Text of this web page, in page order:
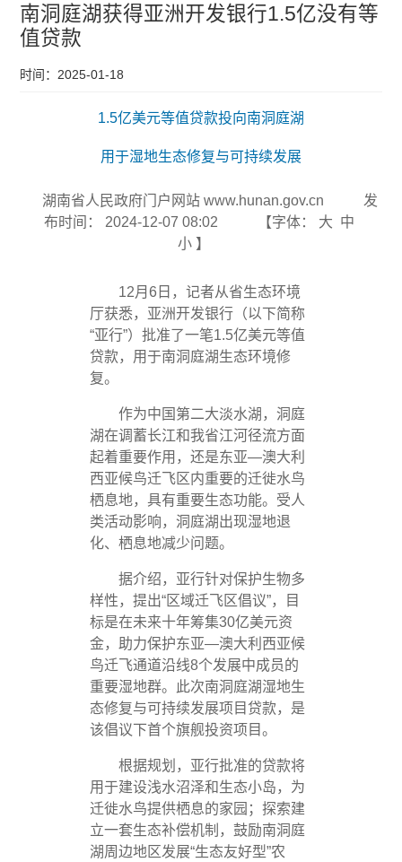
南洞庭湖获得亚洲开发银行1.5亿没有等
值贷款
时间：2025-01-18
1.5亿美元等值贷款投向南洞庭湖
用于湿地生态修复与可持续发展
湖南省人民政府门户网站 www.hunan.gov.cn
发
布时间： 2024-12-07 08:02
【字体： 大 中
小 】
12月6日，记者从省生态环境
厅获悉，亚洲开发银行（以下简称
“亚行”）批准了一笔1.5亿美元等值
贷款，用于南洞庭湖生态环境修
复。
作为中国第二大淡水湖，洞庭
湖在调蓄长江和我省江河径流方面
起着重要作用，还是东亚—澳大利
西亚候鸟迁飞区内重要的迁徙水鸟
栖息地，具有重要生态功能。受人
类活动影响，洞庭湖出现湿地退
化、栖息地减少问题。
据介绍，亚行针对保护生物多
样性，提出“区域迁飞区倡议”，目
标是在未来十年筹集30亿美元资
金，助力保护东亚—澳大利西亚候
鸟迁飞通道沿线8个发展中成员的
重要湿地群。此次南洞庭湖湿地生
态修复与可持续发展项目贷款，是
该倡议下首个旗舰投资项目。
根据规划，亚行批准的贷款将
用于建设浅水沼泽和生态小岛，为
迁徙水鸟提供栖息的家园；探索建
立一套生态补偿机制，鼓励南洞庭
湖周边地区发展“生态友好型”农